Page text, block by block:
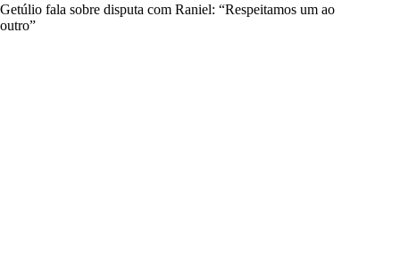
Getúlio fala sobre disputa com Raniel: “Respeitamos um ao
outro”